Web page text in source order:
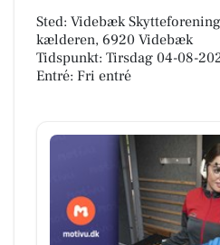
Sted: Videbæk
kælderen, 6920 Videbæk
Tidspunkt: Tirsdag 04-08-
Entré: Fri entré